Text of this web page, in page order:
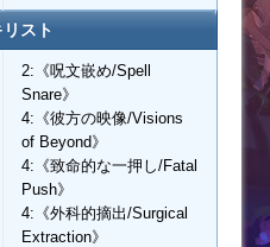
スト
2:《呪文嵌め/Spell
Snare》
4:《彼方の映像/Visions
of Beyond》
4:《致命的な一押し/Fatal
Push》
4:《外科的摘出/Surgical
Extraction》